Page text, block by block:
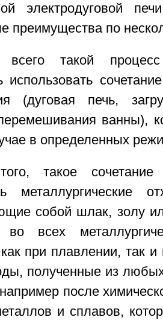
электродуговой
преимущества по
всего такой
использовать
(дуговая печь,
ванны),
в определенных
такое сочетание
металлургические
собой шлак, золу
во всех
при плавлении, так
полученные из
после
и сплавов,